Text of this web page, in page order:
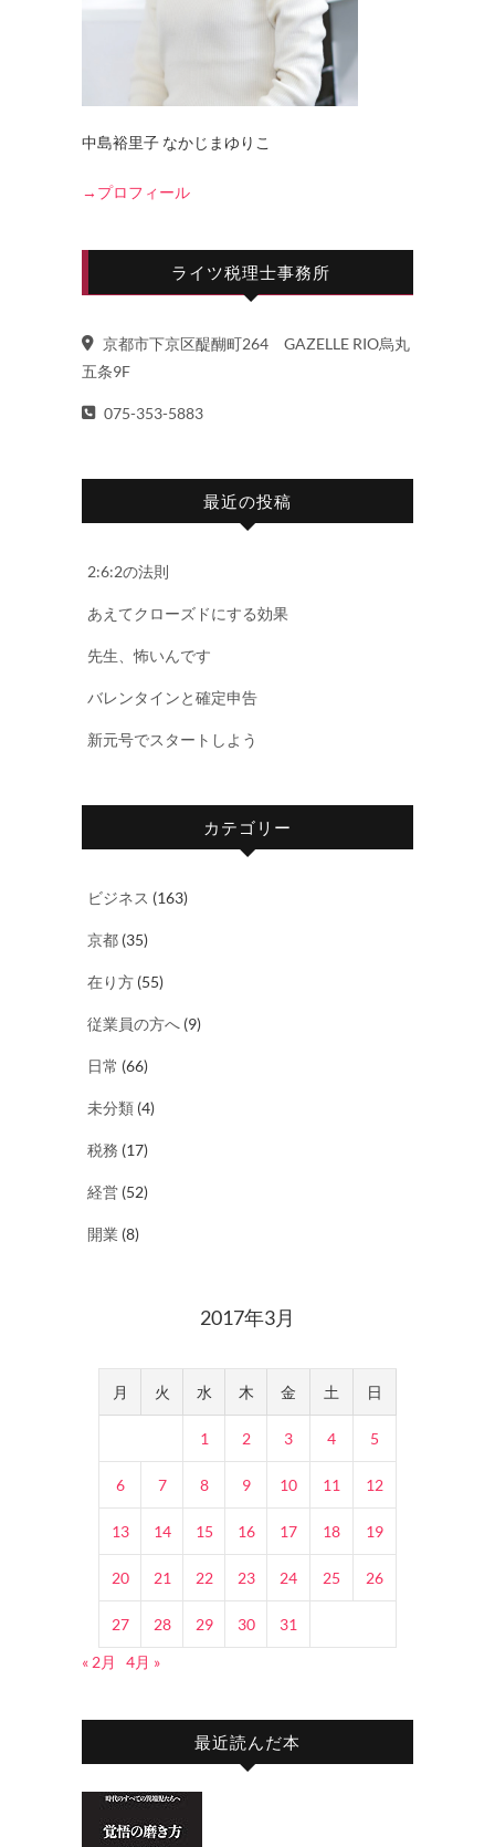
中島裕里子 なかじまゆりこ
→プロフィール
ライツ税理士事務所
京都市下京区醍醐町264 GAZELLE RIO烏丸
五条9F
075-353-5883
最近の投稿
2:6:2の法則
あえてクローズドにする効果
先生、怖いんです
バレンタインと確定申告
新元号でスタートしよう
カテゴリー
ビジネス (163)
京都 (35)
在り方 (55)
従業員の方へ (9)
日常 (66)
未分類 (4)
税務 (17)
経営 (52)
開業 (8)
2017年3月
月 火 水 木 金 土 日
1 2 3 4 5
6 7 8 9 10 11 12
13 14 15 16 17 18 19
20 21 22 23 24 25 26
27 28 29 30
31
« 2月
4月 »
最近読んだ本